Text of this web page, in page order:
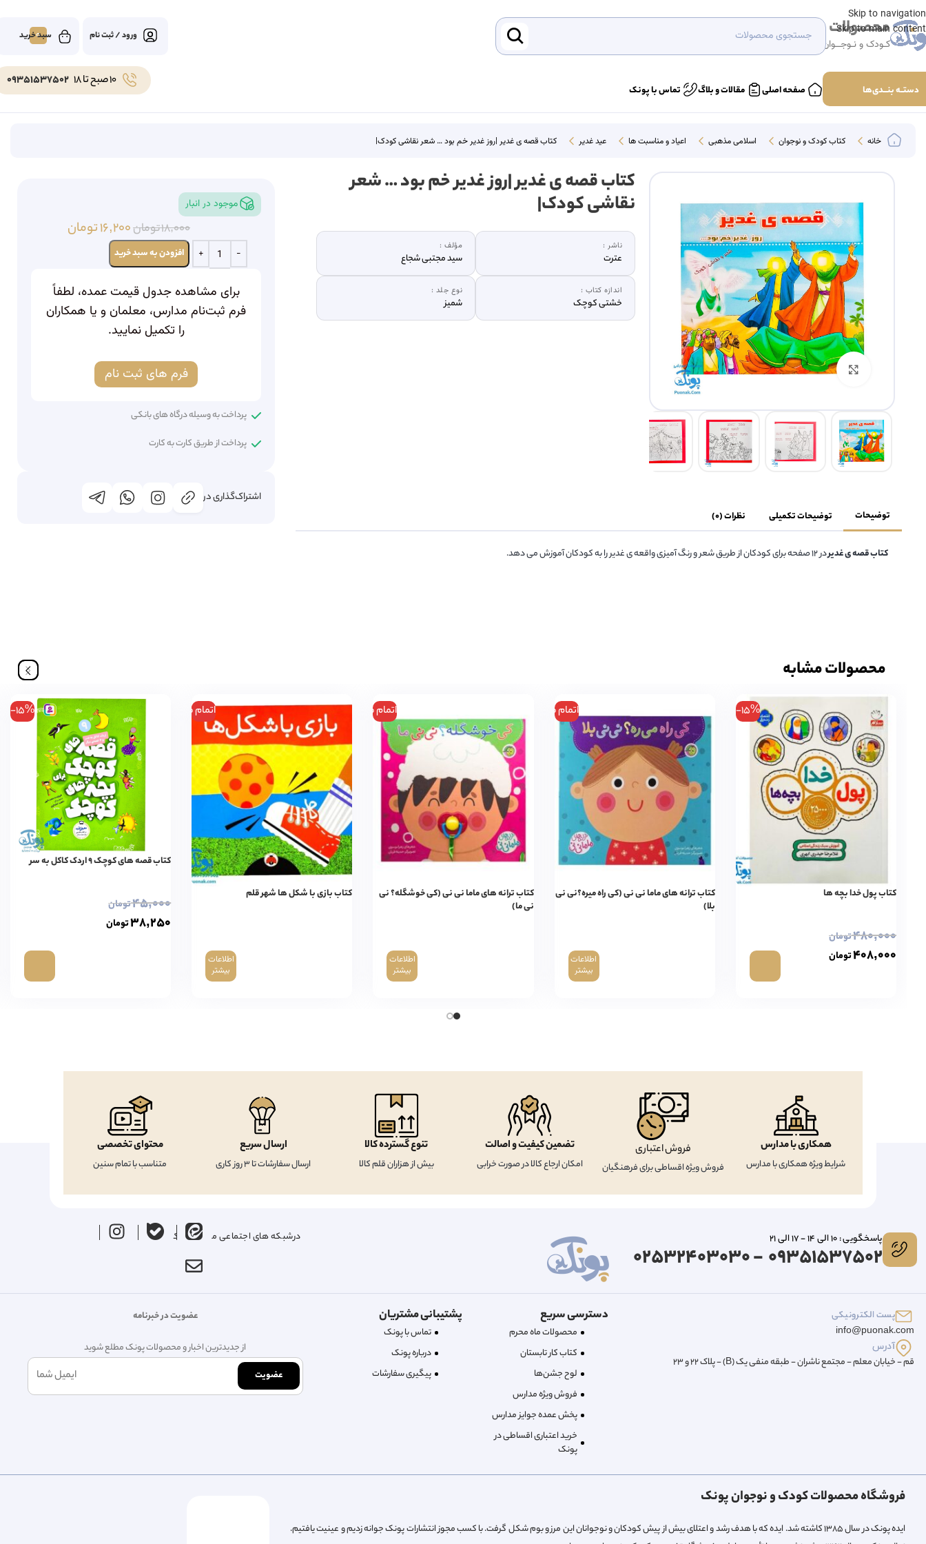
Skip to navigation
Skip to main content
محصولات
کـودک و نـوجــوان
ورود / ثبت نام 0
دستــه بنـــدی‌ها صفحه اصلی مقالات و بلاگ تماس با پونک
10 صبح تا 18 09351537502
خانه کتاب کودک و نوجوان اسلامی مذهبی اعیاد و مناسبت ها عید غدیر کتاب قصه ی غدیر |روز غدیر خم بود … شعر نقاشی کودک|
بزرگنمایی تصویر
کتاب قصه ی غدیر |روز غدیر خم بود … شعر
نقاشی کودک|
ناشر :
عترت
مؤلف :
سید مجتبی شجاع
اندازه کتاب :
خشتی کوچک
نوع جلد :
شمیز
توضیحات توضیحات تکمیلی نظرات (0)
کتاب قصه ی غدیردر ۱۲ صفحه برای کودکان از طریق شعر و رنگ آمیزی واقعه ی غدیر را به کودکان آموزش می دهد.
موجود در انبار
۱۸,۰۰۰تومان۱۶,۲۰۰تومان
افزودن به سبد خرید
برای مشاهده جدول قیمت عمده، لطفاً
فرم ثبت‌نام مدارس، معلمان و یا همکاران
را تکمیل نمایید.
فرم های ثبت نام
پرداخت به وسیله درگاه های بانکی
پرداخت از طریق کارت به کارت
اشتراک‌گذاری در
محصولات مشابه
-15%
کتاب پول خدا بچه ها
۴۸۰,۰۰۰تومان
۴۰۸,۰۰۰تومان
اتمام موجودی
کتاب ترانه های ماما نی نی (کی راه میره؟نی نی
بلا)
اطلاعات
بیشتر
اتمام موجودی
کتاب ترانه های ماما نی نی (کی خوشگله؟ نی
نی ما)
اطلاعات
بیشتر
اتمام موجودی
کتاب بازی با شکل ها شهر قلم
اطلاعات
بیشتر
-15%
کتاب قصه های کوچک ۹ اردک کاکل به سر
۴۵,۰۰۰تومان
۳۸,۲۵۰تومان
همکاری با مدارس
شرایط ویژه همکاری با مدارس
فروش اعتباری
فروش ویژه اقساطی برای فرهنگیان
تضمین کیفیت و اصالت
امکان ارجاع کالا در صورت خرابی
تنوع گسترده کالا
بیش از هزاران قلم کالا
ارسال سریع
ارسال سفارشات تا 3 روز کاری
محتوای تخصصی
متناسب با تمام سنین
پاسخگویی : 10 الی 14 - 17 الی 21
09351537502 - 02532403030
درشبکه های اجتماعی ما را دنبال کنید
پست الکترونیکی
info@puonak.com
آدرس
قم - خیابان معلم - مجتمع ناشران - طبقه منفی یک (B) - پلاک 22 و 23
دسترسی سریع
محصولات ماه محرم
کتاب کار تابستان
لوح جشن‌ها
فروش ویژه مدارس
پخش عمده جوایز مدارس
خرید اعتباری اقساطی در
پونک
پشتیبانی مشتریان
تماس با پونک
درباره‌ پونک
پیگیری سفارشات
عضویت در خبرنامه
از جدیدترین اخبار و محصولات پونک مطلع شوید
عضویت
فروشگاه محصولات کودک و نوجوان پونک
ایده پونک در سال ۱۳۸۵ کاشته شد. ایده که با هدف رشد و اعتلای بیش از پیش کودکان و نوجوانان این مرز و بوم شکل گرفت. با کسب مجوز انتشارات پونک جوانه زدیم و عینیت یافتیم.